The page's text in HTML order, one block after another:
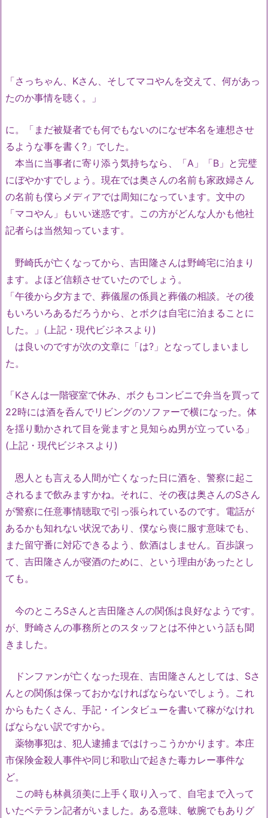
「さっちゃん、Kさん、そしてマコやんを交えて、何があっ
たのか事情を聴く。」
に。「まだ被疑者でも何でもないのになぜ本名を連想させ
るような事を書く?」でした。
本当に当事者に寄り添う気持ちなら、「A」「B」と完璧
にぼやかすでしょう。現在では奥さんの名前も家政婦さん
の名前も僕らメディアでは周知になっています。文中の
「マコやん」もいい迷惑です。この方がどんな人かも他社
記者らは当然知っています。
野崎氏が亡くなってから、吉田隆さんは野崎宅に泊まり
ます。よほど信頼させていたのでしょう。
「午後から夕方まで、葬儀屋の係員と葬儀の相談。その後
もいろいろあるだろうから、とボクは自宅に泊まることに
した。」(上記・現代ビジネスより)
は良いのですが次の文章に「は?」となってしまいまし
た。
「Kさんは一階寝室で休み、ボクもコンビニで弁当を買って
22時には酒を呑んでリビングのソファーで横になった。体
を揺り動かされて目を覚ますと見知らぬ男が立っている」
(上記・現代ビジネスより)
恩人とも言える人間が亡くなった日に酒を、警察に起こ
されるまで飲みますかね。それに、その夜は奥さんのSさん
が警察に任意事情聴取で引っ張られているのです。電話が
あるかも知れない状況であり、僕なら喪に服す意味でも、
また留守番に対応できるよう、飲酒はしません。百歩譲っ
て、吉田隆さんが寝酒のために、という理由があったとし
ても。
今のところSさんと吉田隆さんの関係は良好なようです。
が、野崎さんの事務所とのスタッフとは不仲という話も聞
きました。
ドンファンが亡くなった現在、吉田隆さんとしては、Sさ
んとの関係は保っておかなければならないでしょう。これ
からもたくさん、手記・インタビューを書いて稼がなけれ
ばならない訳ですから。
薬物事犯は、犯人逮捕まではけっこうかかります。本庄
市保険金殺人事件や同じ和歌山で起きた毒カレー事件な
ど。
この時も林眞須美に上手く取り入って、自宅まで入って
いたベテラン記者がいました。ある意味、敏腕でもありグ